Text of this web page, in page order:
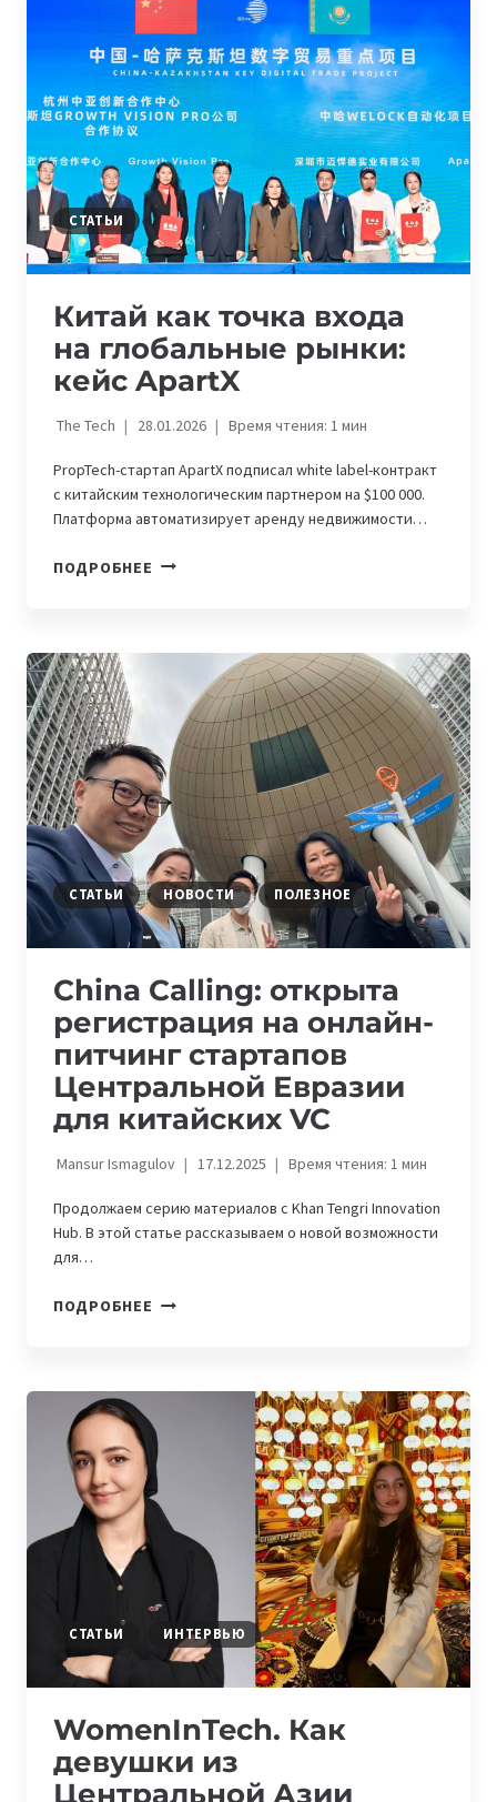
ЛОГИСТИЧЕСКИЙ
ОПЕРАТОР
СОЗДАЛИ
СОВМЕСТНОЕ
ПРЕДПРИЯТИЕ
РАЗВИТИЯ
ЕВРАЗИЙСКИХ
ТРАНСПОРТНЫХ
КОРИДОРОВ
СТАТЬИ
Китай как точка входа
на глобальные рынки:
кейс ApartX
The Tech 28.01.2026 Время чтения: 1мин
PropTech-стартап ApartX подписал white label-контракт
с китайским технологическим партнером на $100 000.
Платформа автоматизирует аренду недвижимости…
ПОДРОБНЕЕ КИТАЙ
ГЛОБАЛЬНЫЕ
РЫНКИ:
КЕЙС
APARTX
СТАТЬИ НОВОСТИ ПОЛЕЗНОЕ
China Calling: открыта
регистрация на онлайн-
питчинг стартапов
Центральной Евразии
для китайских VC
Mansur Ismagulov 17.12.2025 Время чтения: 1мин
Продолжаем серию материалов с Khan Tengri Innovation
Hub. В этой статье рассказываем о новой возможности
для…
ПОДРОБНЕЕ CHINA
ОНЛАЙН-
ПИТЧИНГ
СТАРТАПОВ
ЦЕНТРАЛЬНОЙ
ЕВРАЗИИ
КИТАЙСКИХ
VC
СТАТЬИ ИНТЕРВЬЮ
WomenInTech. Как
девушки из
Центральной Азии